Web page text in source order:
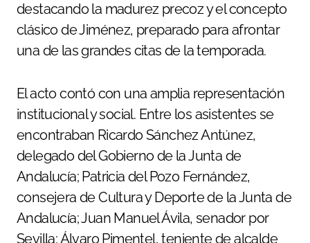
destacando la madurez precoz y el concepto
clásico de Jiménez, preparado para afrontar
una de las grandes citas de la temporada.
El acto contó con una amplia representación
institucional y social. Entre los asistentes se
encontraban Ricardo Sánchez Antúnez,
delegado del Gobierno de la Junta de
Andalucía; Patricia del Pozo Fernández,
consejera de Cultura y Deporte de la Junta de
Andalucía; Juan Manuel Ávila, senador por
Sevilla; Álvaro Pimentel, teniente de alcalde